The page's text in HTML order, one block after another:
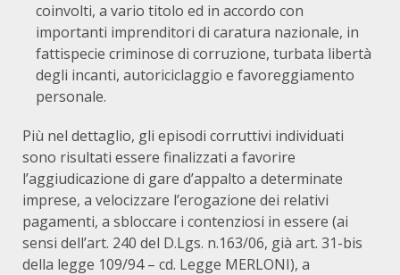
coinvolti, a vario titolo ed in accordo con
importanti imprenditori di caratura nazionale, in
fattispecie criminose di corruzione, turbata libertà
degli incanti, autoriciclaggio e favoreggiamento
personale.
Più nel dettaglio, gli episodi corruttivi individuati
sono risultati essere finalizzati a favorire
l’aggiudicazione di gare d’appalto a determinate
imprese, a velocizzare l’erogazione dei relativi
pagamenti, a sbloccare i contenziosi in essere (ai
sensi dell’art. 240 del D.Lgs. n.163/06, già art. 31-bis
della legge 109/94 – cd. Legge MERLONI), a